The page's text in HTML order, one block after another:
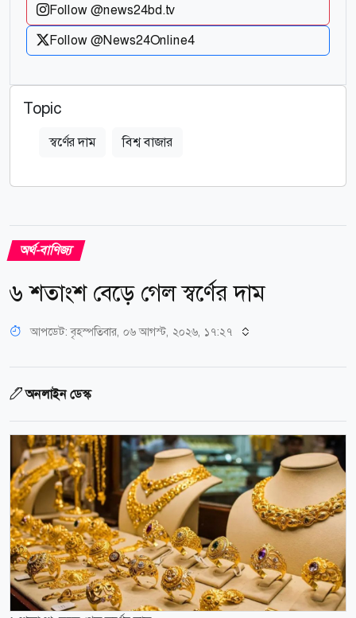
Follow @news24bd.tv
Follow @News24Online4
Topic
স্বর্ণের দাম বিশ্ব বাজার
অর্থ-বাণিজ্য
৬ শতাংশ বেড়ে গেল স্বর্ণের দাম
আপডেট: বৃহস্পতিবার, ০৬ আগস্ট, ২০২৬, ১৭:২৭
অনলাইন ডেস্ক